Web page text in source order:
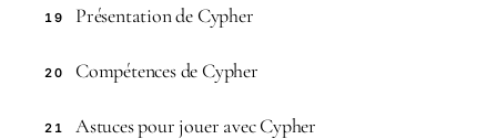
19 Présentation de Cypher
20 Compétences de Cypher
21 Astuces pour jouer avec Cypher